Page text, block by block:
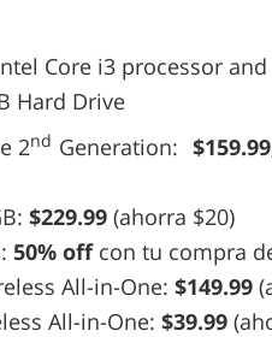
Core i3 processor
Hard Drive
2nd Generation:
$229.99 (ahorra $20)
50% offcon tu compra
All-in-One: $149.99
All-in-One: $39.99